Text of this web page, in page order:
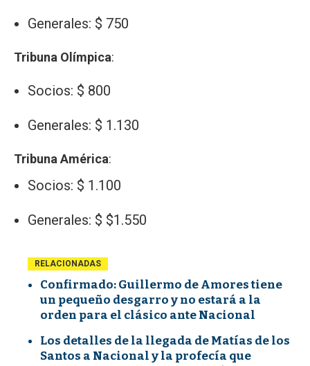
Generales: $ 750
Tribuna Olímpica:
Socios: $ 800
Generales: $ 1.130
Tribuna América:
Socios: $ 1.100
Generales: $ $1.550
RELACIONADAS
Confirmado: Guillermo de Amores tiene
un pequeño desgarro y no estará a la
orden para el clásico ante Nacional
Los detalles de la llegada de Matías de los
Santos a Nacional y la profecía que